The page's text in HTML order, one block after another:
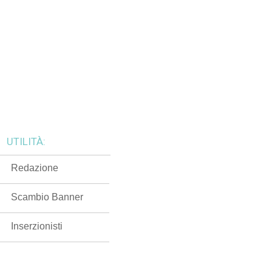
UTILITÀ:
Redazione
Scambio Banner
Inserzionisti